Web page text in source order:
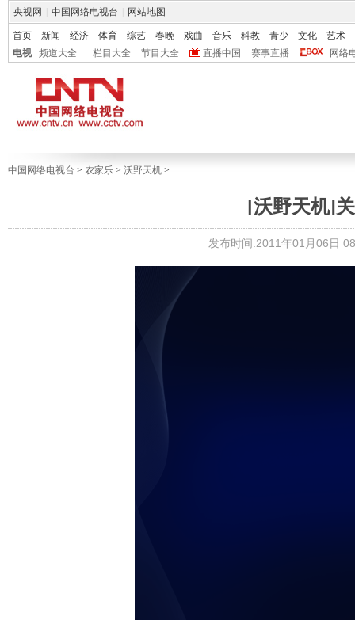
央视网 中国网络电视台 网站地图
首页 新闻 经济 体育 综艺 春晚 戏曲 音乐 科教 青少 文化
艺术
电视
频道大全 栏目大全 节目大全 直播中国 赛事直播 网络
中国网络电视台 > 农家乐 > 沃野天机 >
[沃野天机]
发布时间:2011年01月06日